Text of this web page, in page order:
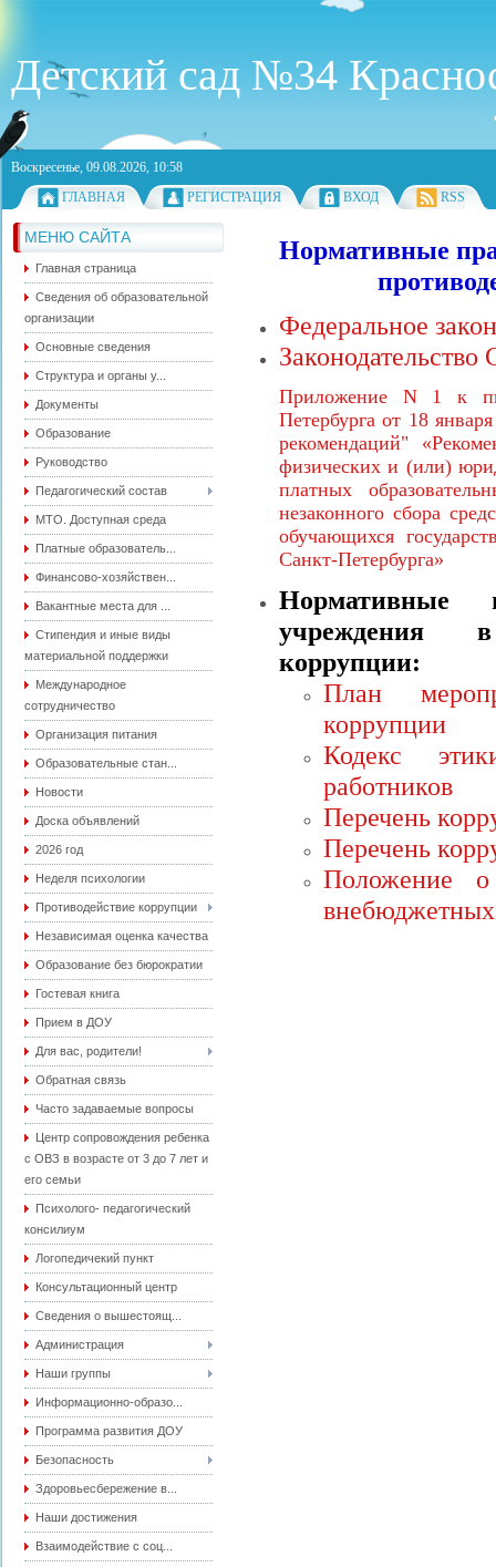
Детский сад №34
Воскресенье, 09.08.2026, 10:58
ГЛАВНАЯ
РЕГИСТРАЦИЯ ВХОД RSS
МЕНЮ САЙТА
Главная страница
Сведения об образовательной
организации
Основные сведения
Структура и органы у...
Документы
Образование
Руководство
Педагогический состав
МТО. Доступная среда
Платные образователь...
Финансово-хозяйствен...
Вакантные места для ...
Стипендия и иные виды
материальной поддержки
Международное
сотрудничество
Организация питания
Образовательные стан...
Новости
Доска объявлений
2026 год
Неделя психологии
Противодействие коррупции
Независимая оценка качества
Образование без бюрократии
Гостевая книга
Прием в ДОУ
Для вас, родители!
Обратная связь
Часто задаваемые вопросы
Центр сопровождения ребенка
с ОВЗ в возрасте от 3 до 7 лет и
его семьи
Психолого- педагогический
консилиум
Логопедичекий пункт
Консультационный центр
Сведения о вышестоящ...
Администрация
Наши группы
Информационно-образо...
Программа развития ДОУ
Безопасность
Здоровьесбережение в...
Наши достижения
Взаимодействие с соц...
Нормативные
Федеральное
Законодательство
Приложение N 1 к
Петербурга от 18
рекомендаций"
физических и (или)
платных
незаконного сбора
обучающихся
Санкт-Петербурга»
учреждения
коррупции:
План
коррупции
Кодекс
работников
Перечень
Перечень
Положение о
внебюджетных